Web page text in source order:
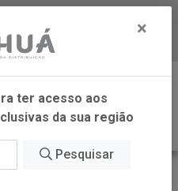
Baixe já nosso APP
0
×
ter acesso aos
da sua região
Pesquisar